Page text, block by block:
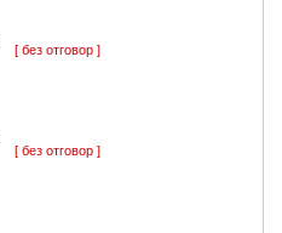
[ без отговор ]
[ без отговор ]